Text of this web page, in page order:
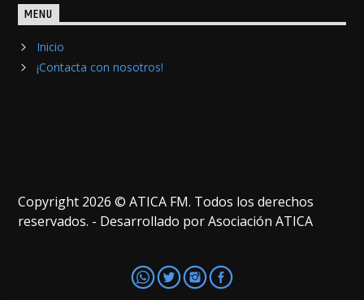
MENU
Inicio
¡Contacta con nosotros!
Copyright 2026 © ATICA FM. Todos los derechos
reservados. - Desarrollado por Asociación ATICA